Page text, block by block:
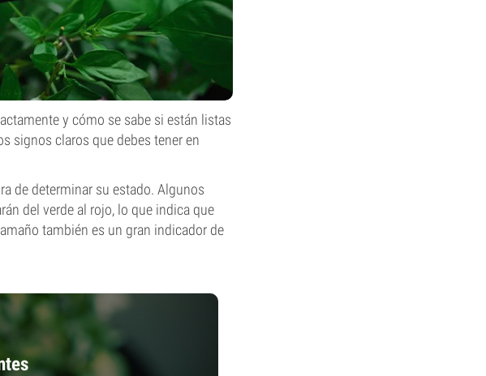
y cómo se sabe si están listas
signos claros que debes tener en
de determinar su estado. Algunos
del verde al rojo, lo que indica que
también es un gran indicador de